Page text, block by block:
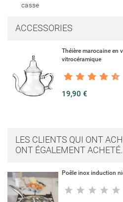
casse
ACCESSORIES
Théière marocaine en
vitrocéramique
19,90 €
LES CLIENTS QUI ONT
ONT ÉGALEMENT
Poêle inox induction